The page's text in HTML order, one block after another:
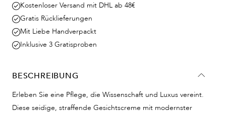
Kostenloser Versand mit DHL ab 48€
Gratis Rücklieferungen
Mit Liebe Handverpackt
Inklusive 3 Gratisproben
BESCHREIBUNG
Erleben Sie eine Pflege, die Wissenschaft und Luxus vereint.
Diese seidige, straffende Gesichtscreme mit modernster